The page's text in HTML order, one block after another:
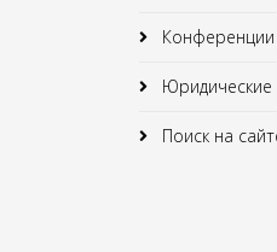
Конференции
Юридические
Поиск на